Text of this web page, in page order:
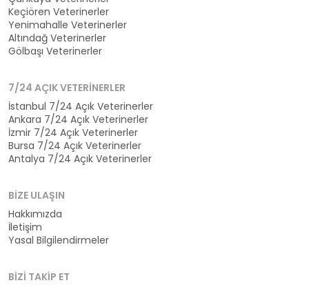
Keçiören Veterinerler
Yenimahalle Veterinerler
Altındağ Veterinerler
Gölbaşı Veterinerler
7/24 AÇIK VETERINERLER
İstanbul 7/24 Açık Veterinerler
Ankara 7/24 Açık Veterinerler
İzmir 7/24 Açık Veterinerler
Bursa 7/24 Açık Veterinerler
Antalya 7/24 Açık Veterinerler
BIZE ULAŞIN
Hakkımızda
İletişim
Yasal Bilgilendirmeler
BIZI TAKIP ET